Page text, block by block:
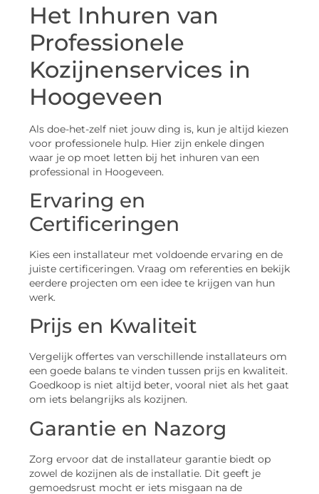
Het Inhuren van
Professionele
Kozijnenservices in
Hoogeveen
Als doe-het-zelf niet jouw ding is, kun je altijd kiezen
voor professionele hulp. Hier zijn enkele dingen
waar je op moet letten bij het inhuren van een
professional in Hoogeveen.
Ervaring en
Certificeringen
Kies een installateur met voldoende ervaring en de
juiste certificeringen. Vraag om referenties en bekijk
eerdere projecten om een idee te krijgen van hun
werk.
Prijs en Kwaliteit
Vergelijk offertes van verschillende installateurs om
een goede balans te vinden tussen prijs en kwaliteit.
Goedkoop is niet altijd beter, vooral niet als het gaat
om iets belangrijks als kozijnen.
Garantie en Nazorg
Zorg ervoor dat de installateur garantie biedt op
zowel de kozijnen als de installatie. Dit geeft je
gemoedsrust mocht er iets misgaan na de